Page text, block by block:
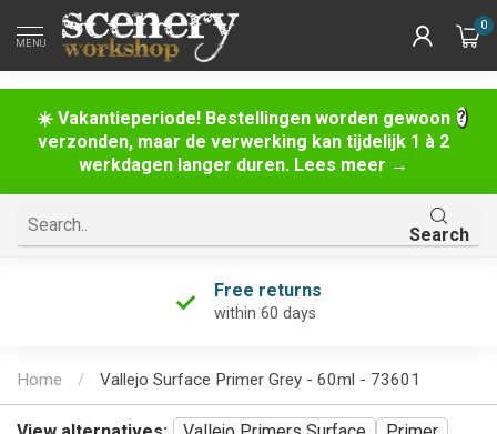
☀️ Vakantieperiode! Bestellingen worden gewoon
verzonden, maar de verwerking kan tijdelijk 1 à 2
werkdagen langer duren. Lees meer →
MENU
0
Search
Free returns
within 60 days
Home / Vallejo Surface Primer Grey - 60ml - 73601